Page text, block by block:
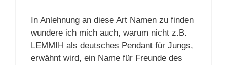
In Anlehnung an diese Art Namen zu finden
wundere ich mich auch, warum nicht z.B.
LEMMIH als deutsches Pendant für Jungs,
erwähnt wird, ein Name für Freunde des